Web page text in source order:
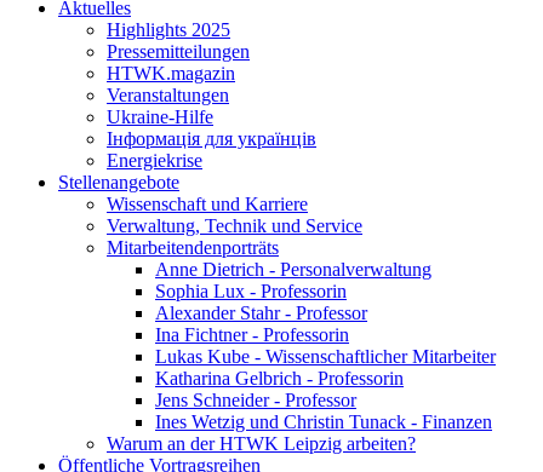
Aktuelles
Highlights 2025
Pressemitteilungen
HTWK.magazin
Veranstaltungen
Ukraine-Hilfe
Інформація для українців
Energiekrise
Stellenangebote
Wissenschaft und Karriere
Verwaltung, Technik und Service
Mitarbeitendenporträts
Anne Dietrich - Personalverwaltung
Sophia Lux - Professorin
Alexander Stahr - Professor
Ina Fichtner - Professorin
Lukas Kube - Wissenschaftlicher Mitarbeiter
Katharina Gelbrich - Professorin
Jens Schneider - Professor
Ines Wetzig und Christin Tunack - Finanzen
Warum an der HTWK Leipzig arbeiten?
Öffentliche Vortragsreihen